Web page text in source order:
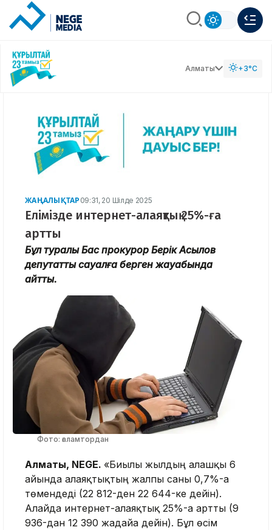
Алматы +3°C
ЖАҢАЛЫҚТАР 09:31, 20 Шілде 2025
Елімізде интернет-алаяқтық 25%-ға
артты
Бұл туралы Бас прокурор Берік Асылов
депутаттық сауалға берген жауабында
айтты.
Фото: ғаламтордан
Алматы, NEGE. «Биылғы жылдың алғашқы 6
айында алаяқтықтың жалпы саны 0,7%-ға
төмендеді (22 812-ден 22 644-ке дейін).
Алайда интернет-алаяқтық 25%-ға артты (9
936-дан 12 390 жағдайға дейін). Бұл өсім